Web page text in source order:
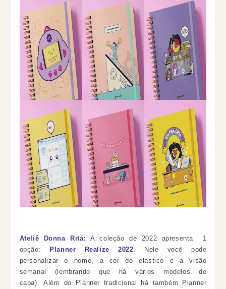
Ateliê Donna Rita:A coleção de 2022 apresenta 1
opção:Planner Realize 2022 . Nele você pode
personalizar o nome, a cor do elástico e a visão
semanal (lembrando que há vários modelos de
capa). Além do Planner tradicional há também Planner